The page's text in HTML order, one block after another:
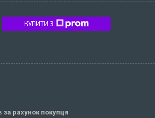
КУПИТИ З
за рахунок покупця